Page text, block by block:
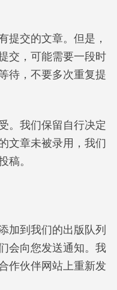
提交的文章。但是，
交，可能需要一段时
待，不要多次重复提
。我们保留自行决定
文章未被录用，我们
稿。
加到我们的出版队列
会向您发送通知。我
作伙伴网站上重新发